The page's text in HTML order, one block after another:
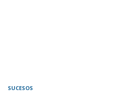
SUCESOS